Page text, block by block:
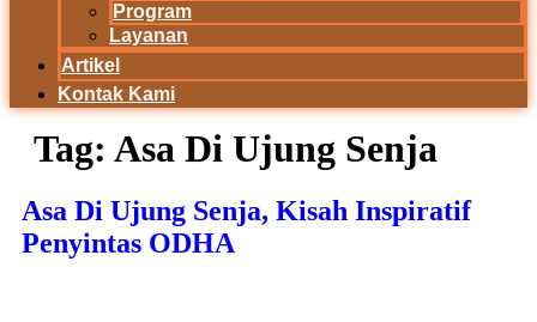
Program
Layanan
Artikel
Kontak Kami
Tag: Asa Di Ujung Senja
Asa Di Ujung Senja, Kisah Inspiratif
Penyintas ODHA